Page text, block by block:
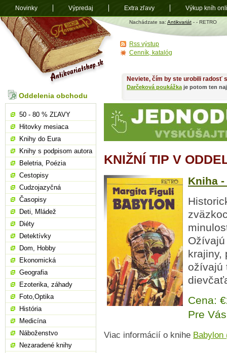
Antikvariát
shop.sk
Nachádzate sa: Antikvariát - - RETRO
KNIŽNÍ TIP V
Kniha
krajiny,
ožívajú
Cena:
Pre
Viac informácií o knihe Babylon
Neviete, čím by ste urobili radosť
Darčeková poukážka je potom ten
Oddelenia obchodu
50 - 80 % ZĽAVY
Hitovky mesiaca
Knihy do Eura
Knihy s podpisom autora
Beletria, Poézia
Cestopisy
Cudzojazyčná
Časopisy
Deti, Mládež
Diéty
Detektívky
Dom, Hobby
Ekonomická
Geografia
Ezoterika, záhady
Foto,Optika
História
Medicína
Náboženstvo
Nezaradené knihy
Rss výstup
Cenník, katalóg
Novinky Výpredaj Extra zľavy Výkup kníh